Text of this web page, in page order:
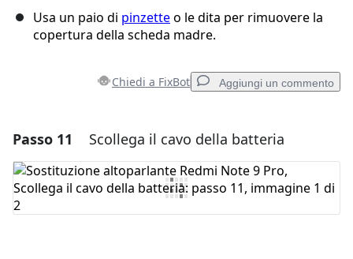
Usa un paio di pinzetteo le dita per rimuovere la
copertura della scheda madre.
Chiedi a FixBot Aggiungi un commento
Aggiungi un commento
Aggiungi Commento
Passo 11 Scollega il cavo della batteria